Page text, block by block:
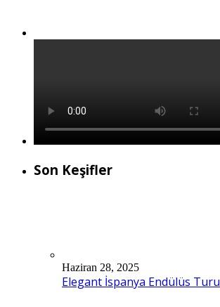
Son Keşifler
Haziran 28, 2025
Elegant İspanya Endülüs Turu